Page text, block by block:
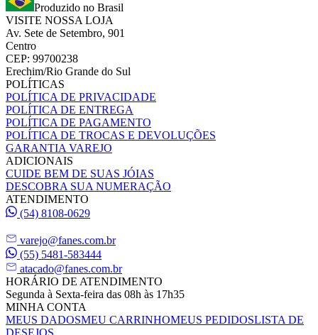
Produzido no Brasil
VISITE NOSSA LOJA
Av. Sete de Setembro, 901
Centro
CEP: 99700238
Erechim/Rio Grande do Sul
POLÍTICAS
POLÍTICA DE PRIVACIDADE
POLÍTICA DE ENTREGA
POLÍTICA DE PAGAMENTO
POLÍTICA DE TROCAS E DEVOLUÇÕES
GARANTIA VAREJO
ADICIONAIS
CUIDE BEM DE SUAS JÓIAS
DESCOBRA SUA NUMERAÇÃO
ATENDIMENTO
(54) 8108-0629
varejo@fanes.com.br
(55) 5481-583444
atacado@fanes.com.br
HORÁRIO DE ATENDIMENTO
Segunda à Sexta-feira das 08h às 17h35
MINHA CONTA
MEUS DADOSMEU CARRINHOMEUS PEDIDOSLISTA DE
DESEJOS